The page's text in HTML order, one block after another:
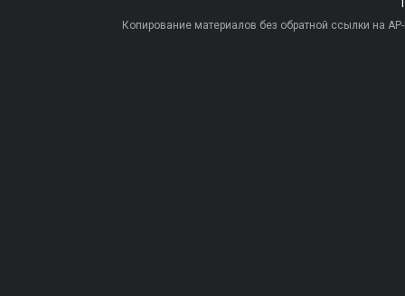
Копирование материалов без обратной ссылки на